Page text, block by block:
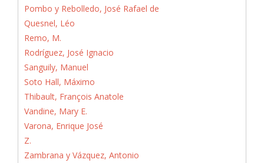
Pombo y Rebolledo, José Rafael de
Quesnel, Léo
Remo, M.
Rodríguez, José Ignacio
Sanguily, Manuel
Soto Hall, Máximo
Thibault, François Anatole
Vandine, Mary E.
Varona, Enrique José
Z.
Zambrana y Vázquez, Antonio